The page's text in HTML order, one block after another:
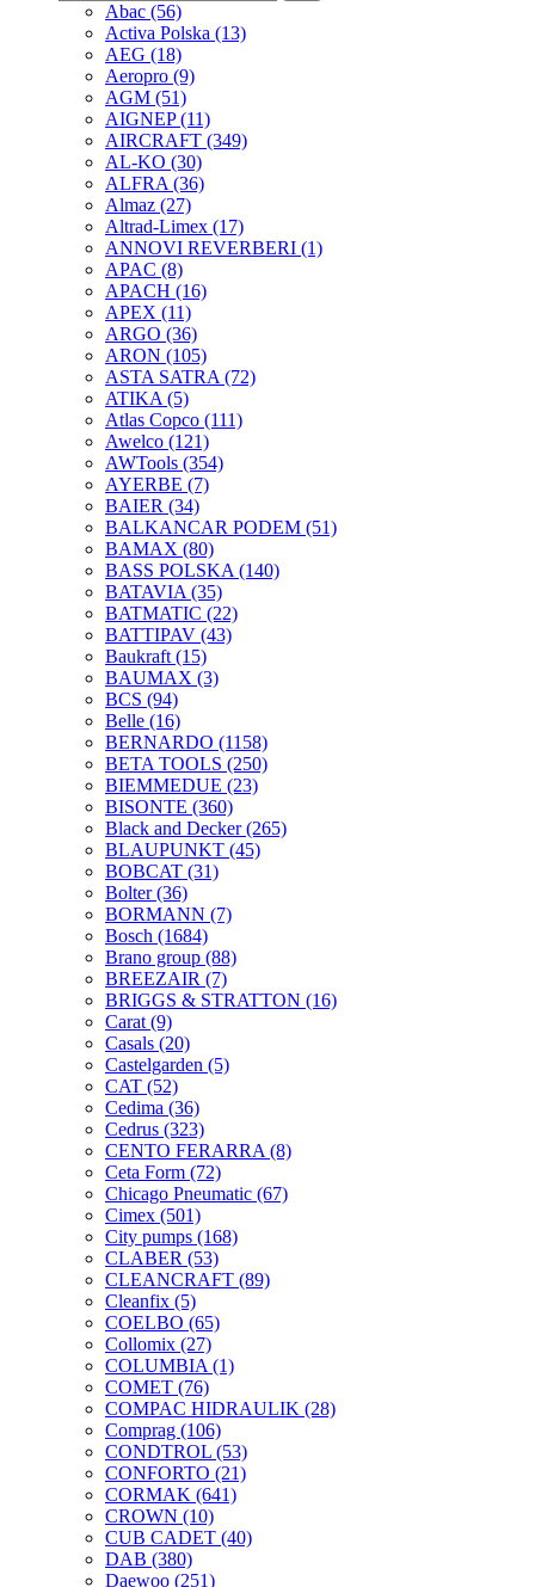
Abac (56)
Activa Polska (13)
AEG (18)
Aeropro (9)
AGM (51)
AIGNEP(11)
AIRCRAFT (349)
AL-KO (30)
ALFRA (36)
Almaz (27)
Altrad-Limex (17)
ANNOVI REVERBERI (1)
APAC (8)
APACH (16)
APEX (11)
ARGO (36)
ARON (105)
ASTA SATRA (72)
ATIKA (5)
Atlas Copco (111)
Awelco (121)
AWTools (354)
AYERBE (7)
BAIER (34)
BALKANCAR PODEM (51)
BAMAX (80)
BASS POLSKA (140)
BATAVIA (35)
BATMATIC (22)
BATTIPAV (43)
Baukraft (15)
BAUMAX (3)
BCS (94)
Belle (16)
BERNARDO (1158)
BETA TOOLS (250)
BIEMMEDUE (23)
BISONTE (360)
Black and Decker(265)
BLAUPUNKT (45)
BOBCAT (31)
Bolter(36)
BORMANN (7)
Bosch (1684)
Brano group (88)
BREEZAIR (7)
BRIGGS & STRATTON (16)
Carat (9)
Casals (20)
Castelgarden (5)
CAT (52)
Cedima (36)
Cedrus (323)
CENTO FERARRA (8)
Ceta Form (72)
Chicago Pneumatic (67)
Cimex (501)
City pumps (168)
CLABER (53)
CLEANCRAFT (89)
Cleanfix (5)
COELBO (65)
Collomix (27)
COLUMBIA (1)
COMET (76)
COMPAC HIDRAULIK (28)
Comprag (106)
CONDTROL (53)
CONFORTO (21)
CORMAK (641)
CROWN (10)
CUB CADET (40)
DAB (380)
Daewoo (251)